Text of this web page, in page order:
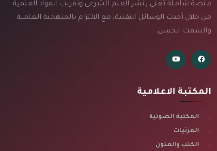
منصة شاملة تعنى بنشر العلم الشرعي وتقريب المواد العلمية
من خلال أحدث الوسائل التقنية، مع الالتزام بالمنهجية العلمية
والسمت الحسن.
المكتبة الاعلامية
المكتبة الصوتية
المرئيات
الكتب والمتون